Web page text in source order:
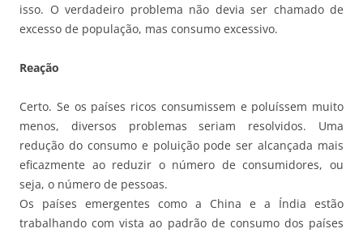
isso. O verdadeiro problema não devia ser chamado de
excesso de população, mas consumo excessivo.
Reação
Certo. Se os países ricos consumissem e poluíssem muito
menos, diversos problemas seriam resolvidos. Uma
redução do consumo e poluição pode ser alcançada mais
eficazmente ao reduzir o número de consumidores, ou
seja, o número de pessoas.
Os países emergentes como a China e a Índia estão
trabalhando com vista ao padrão de consumo dos países